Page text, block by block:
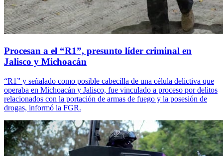
Procesan a el “R1”, presunto líder criminal en
Jalisco y Michoacán
“R1” y señalado como posible cabecilla de una célula delictiva que
operaba en Michoacán y Jalisco, fue vinculado a proceso por delitos
relacionados con la portación de armas de fuego y la posesión de
drogas, informó la FGR.